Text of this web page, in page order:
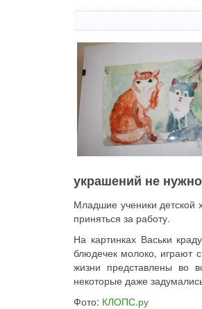
украшений не
Младшие ученики детской
приняться за работу.
На картинках Васьки
блюдечек молоко, играют
жизни представлены во
некоторые даже
Фото: КЛОПС.ру